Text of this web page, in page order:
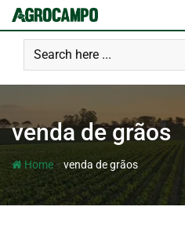
venda de grãos
Home- venda de grãos